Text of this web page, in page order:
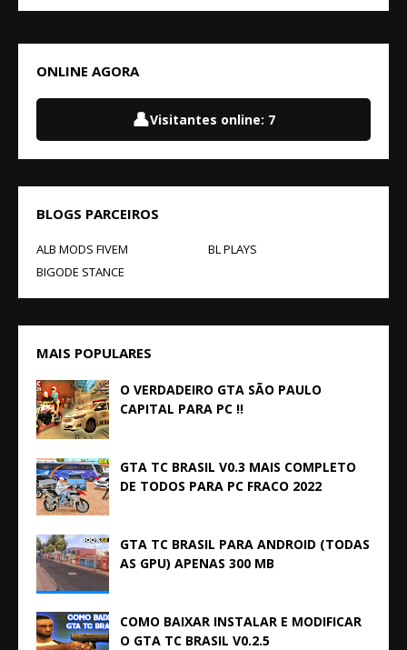
ONLINE AGORA
👤Visitantes online: 7
BLOGS PARCEIROS
ALB MODS FIVEM
BL PLAYS
BIGODE STANCE
MAIS POPULARES
O VERDADEIRO GTA SÃO PAULO
CAPITAL PARA PC !!
GTA TC BRASIL V0.3 MAIS COMPLETO
DE TODOS PARA PC FRACO 2022
GTA TC BRASIL PARA ANDROID (TODAS
AS GPU) APENAS 300 MB
COMO BAIXAR INSTALAR E MODIFICAR
O GTA TC BRASIL V0.2.5